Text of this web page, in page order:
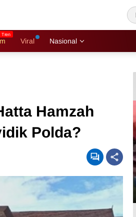
Viral Nasional
Hamzah
Polda?